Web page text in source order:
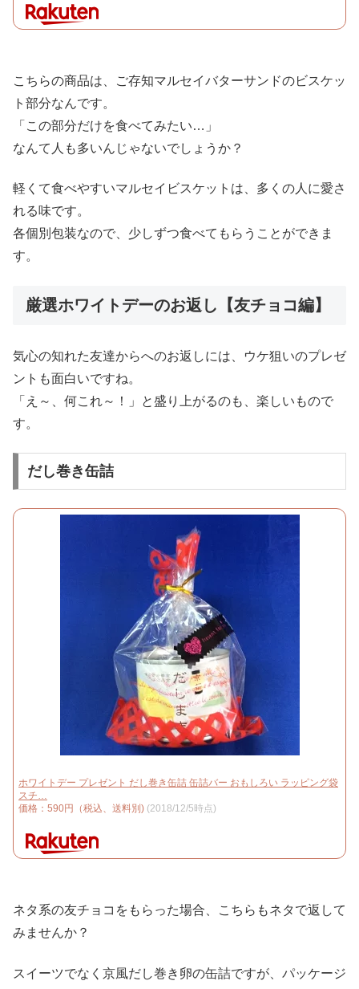
こちらの商品は、ご存知マルセイバターサンドのビスケッ
ト部分なんです。
「この部分だけを食べてみたい…」
なんて人も多いんじゃないでしょうか？
軽くて食べやすいマルセイビスケットは、多くの人に愛さ
れる味です。
各個別包装なので、少しずつ食べてもらうことができま
す。
厳選ホワイトデーのお返し【友チョコ編】
気心の知れた友達からへのお返しには、ウケ狙いのプレゼ
ントも面白いですね。
「え～、何これ～！」と盛り上がるのも、楽しいもので
す。
だし巻き缶詰
ホワイトデー プレゼント だし巻き缶詰 缶詰バー おもしろい ラッピング袋
スチ…
価格：590円（税込、送料別) (2018/12/5時点)
ネタ系の友チョコをもらった場合、こちらもネタで返して
みませんか？
スイーツでなく京風だし巻き卵の缶詰ですが、パッケージ